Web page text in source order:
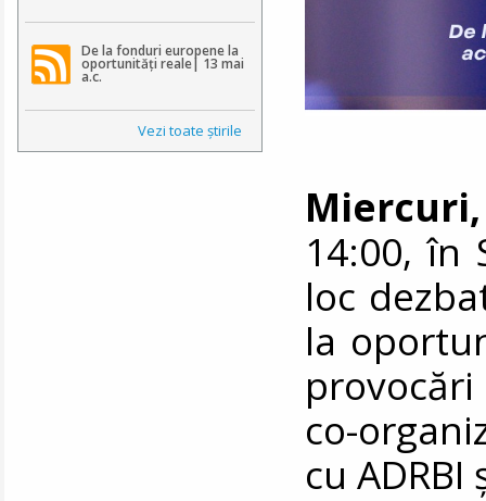
De la fonduri europene la
oportunități reale| 13 mai
a.c.
Vezi toate ştirile
Miercuri,
14:00, în
loc
la
co-
cu ADRBI